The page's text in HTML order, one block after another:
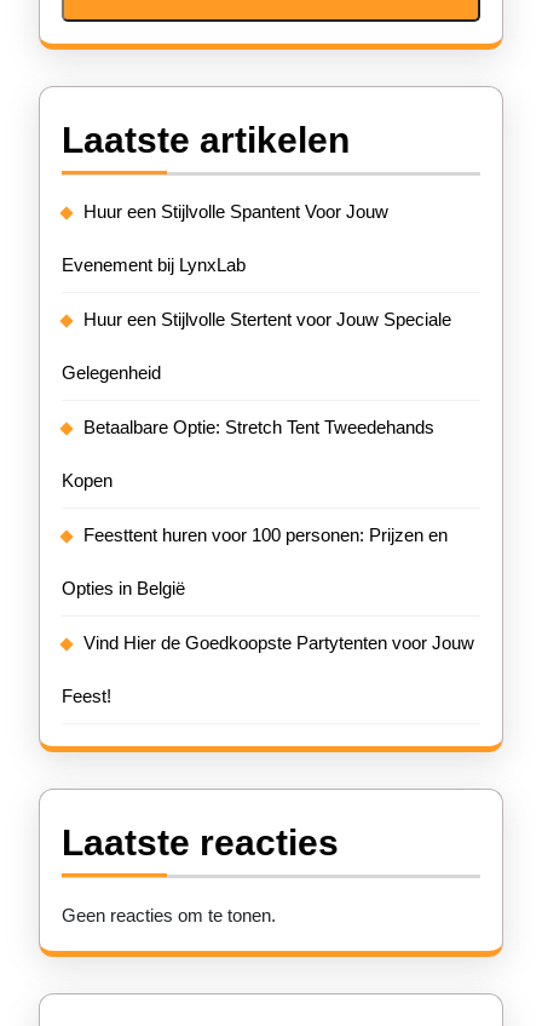
Laatste artikelen
Huur een Stijlvolle Spantent Voor Jouw
Evenement bij LynxLab
Huur een Stijlvolle Stertent voor Jouw Speciale
Gelegenheid
Betaalbare Optie: Stretch Tent Tweedehands
Kopen
Feesttent huren voor 100 personen: Prijzen en
Opties in België
Vind Hier de Goedkoopste Partytenten voor Jouw
Feest!
Laatste reacties
Geen reacties om te tonen.